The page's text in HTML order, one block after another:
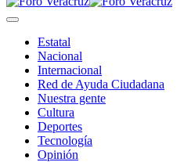
Estatal
Nacional
Internacional
Red de Ayuda Ciudadana
Nuestra gente
Cultura
Deportes
Tecnología
Opinión